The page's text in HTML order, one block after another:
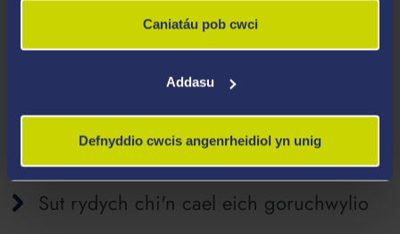
Caniatáu pob cwci
Addasu
Defnyddio cwcis angenrheidiol yn unig
sy'n cynnig ystod eang o gymwysterau.
Sut rydych chi'n cael eich goruchwylio